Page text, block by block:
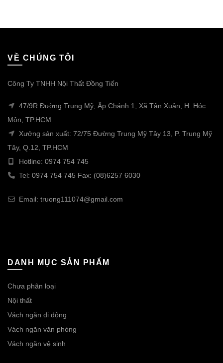
VỀ CHÚNG TÔI
Công Ty TNHH Nội Thất Đồng Tiến
47/9R Đường Trung Mỹ, Ấp Chánh 1, Xã Tân Xuân, H. Hóc
Môn, TP.HCM
Xưởng sản xuất: 72/75 Đường Trung Mỹ Tây 13, P. Trung Mỹ
Tây, Q.12, TP.HCM
Hotline: 0974 754 745
Tel: 0974 754 745 Fax: (08)6257 6030
Email: truong111074@gmail.com
DANH MỤC SẢN PHẨM
Chưa phân loại
Nội thất
Vách ngăn di dộng
Vách ngăn văn phòng
Vách ngăn vệ sinh